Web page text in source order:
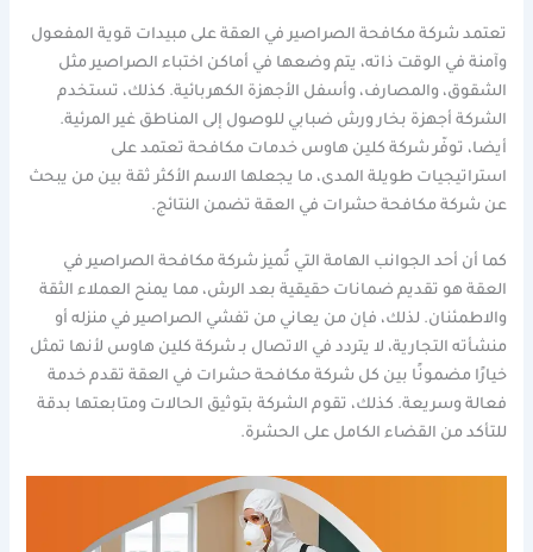
تعتمد شركة مكافحة الصراصير في العقة على مبيدات قوية المفعول
وآمنة في الوقت ذاته، يتم وضعها في أماكن اختباء الصراصير مثل
الشقوق، والمصارف، وأسفل الأجهزة الكهربائية. كذلك، تستخدم
الشركة أجهزة بخار ورش ضبابي للوصول إلى المناطق غير المرئية.
أيضا، توفّر شركة كلين هاوس خدمات مكافحة تعتمد على
استراتيجيات طويلة المدى، ما يجعلها الاسم الأكثر ثقة بين من يبحث
عن شركة مكافحة حشرات في العقة تضمن النتائج.
كما أن أحد الجوانب الهامة التي تُميز شركة مكافحة الصراصير في
العقة هو تقديم ضمانات حقيقية بعد الرش، مما يمنح العملاء الثقة
والاطمئنان. لذلك، فإن من يعاني من تفشي الصراصير في منزله أو
منشأته التجارية، لا يتردد في الاتصال بـ شركة كلين هاوس لأنها تمثل
خيارًا مضمونًا بين كل شركة مكافحة حشرات في العقة تقدم خدمة
فعالة وسريعة. كذلك، تقوم الشركة بتوثيق الحالات ومتابعتها بدقة
للتأكد من القضاء الكامل على الحشرة.